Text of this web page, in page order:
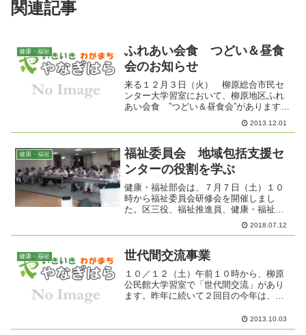
関連記事
健康・福祉
ふれあい会食 つどい＆昼食
会のお知らせ
来る１２月３日（火） 柳原総合市民セ
ンター大学習室において、柳原地区ふれ
あい会食 ”つどい＆昼食会”があります。
６５歳以上のひとり暮らしの高齢者の方
が対象となります。午前１０時より受付
談、血圧測定の他に、...
2013.12.01
健康・福祉
福祉委員会 地域包括支援セ
ンターの役割を学ぶ
健康・福祉部会は、７月７日（土）１０
時から福祉委員会研修会を開催しまし
た。区三役、福祉推進員、健康・福祉部
会員３６名が、長野市地域包括支援セン
ター富竹の里を訪問し、「地域包括支援
した。身近にある困りごとや...
2018.07.12
健康・福祉 世代間交流事業
１０／１２（土）午前１０時から、柳原
公民館大学習室で「世代間交流」があり
ます。昨年に続いて２回目の今年は、竹
んぼはプラスチック板で羽の部分を作
り、竹串をつけて出来上がり。ものすご
2013.10.03